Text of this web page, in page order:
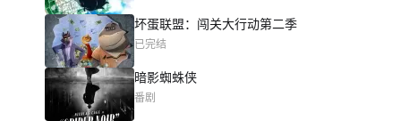
坏蛋联盟：闯关大行动第二季
已完结
暗影蜘蛛侠
番剧